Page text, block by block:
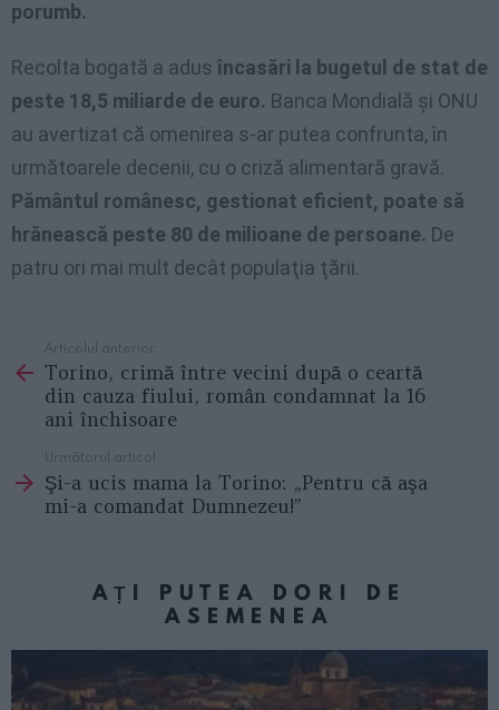
porumb.
Recolta bogată a adus încasări la bugetul de stat de
peste 18,5 miliarde de euro. Banca Mondială şi ONU
au avertizat că omenirea s-ar putea confrunta, în
următoarele decenii, cu o criză alimentară gravă.
Pământul românesc, gestionat eficient, poate să
hrănească peste 80 de milioane de persoane. De
patru ori mai mult decât populaţia ţării.
more
Articolul anterior
Torino, crimă între vecini după o ceartă
din cauza fiului, român condamnat la 16
ani închisoare
Următorul articol
Şi-a ucis mama la Torino: „Pentru că aşa
mi-a comandat Dumnezeu!”
AȚI PUTEA DORI DE
ASEMENEA